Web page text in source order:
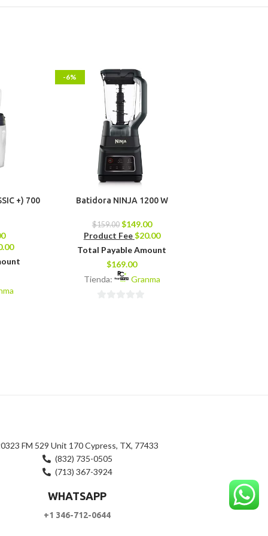
+) 700
-6%
Batidora NINJA 1200 W
$159.00 $149.00
Product Fee$20.00
Total Payable Amount
$169.00
Tienda:
Granma
FM 529 Unit 170 Cypress, TX, 77433
(832) 735-0505
(713) 367-3924
WHATSAPP
+1 346-712-0644